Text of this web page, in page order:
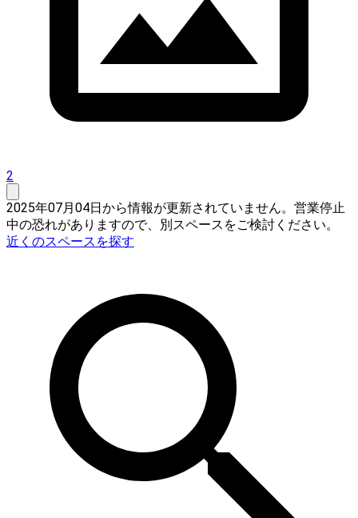
2
2025年07月04日から情報が更新されていません。営業停止
中の恐れがありますので、別スペースをご検討ください。
近くのスペースを探す